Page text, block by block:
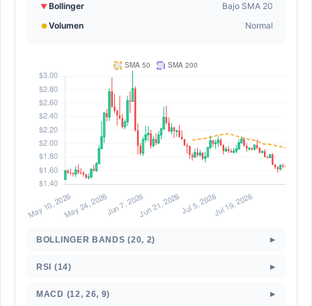
▼Bollinger Bajo SMA 20
● Volumen Normal
BOLLINGER BANDS (20, 2) ▸
RSI (14) ▸
MACD (12, 26, 9) ▸